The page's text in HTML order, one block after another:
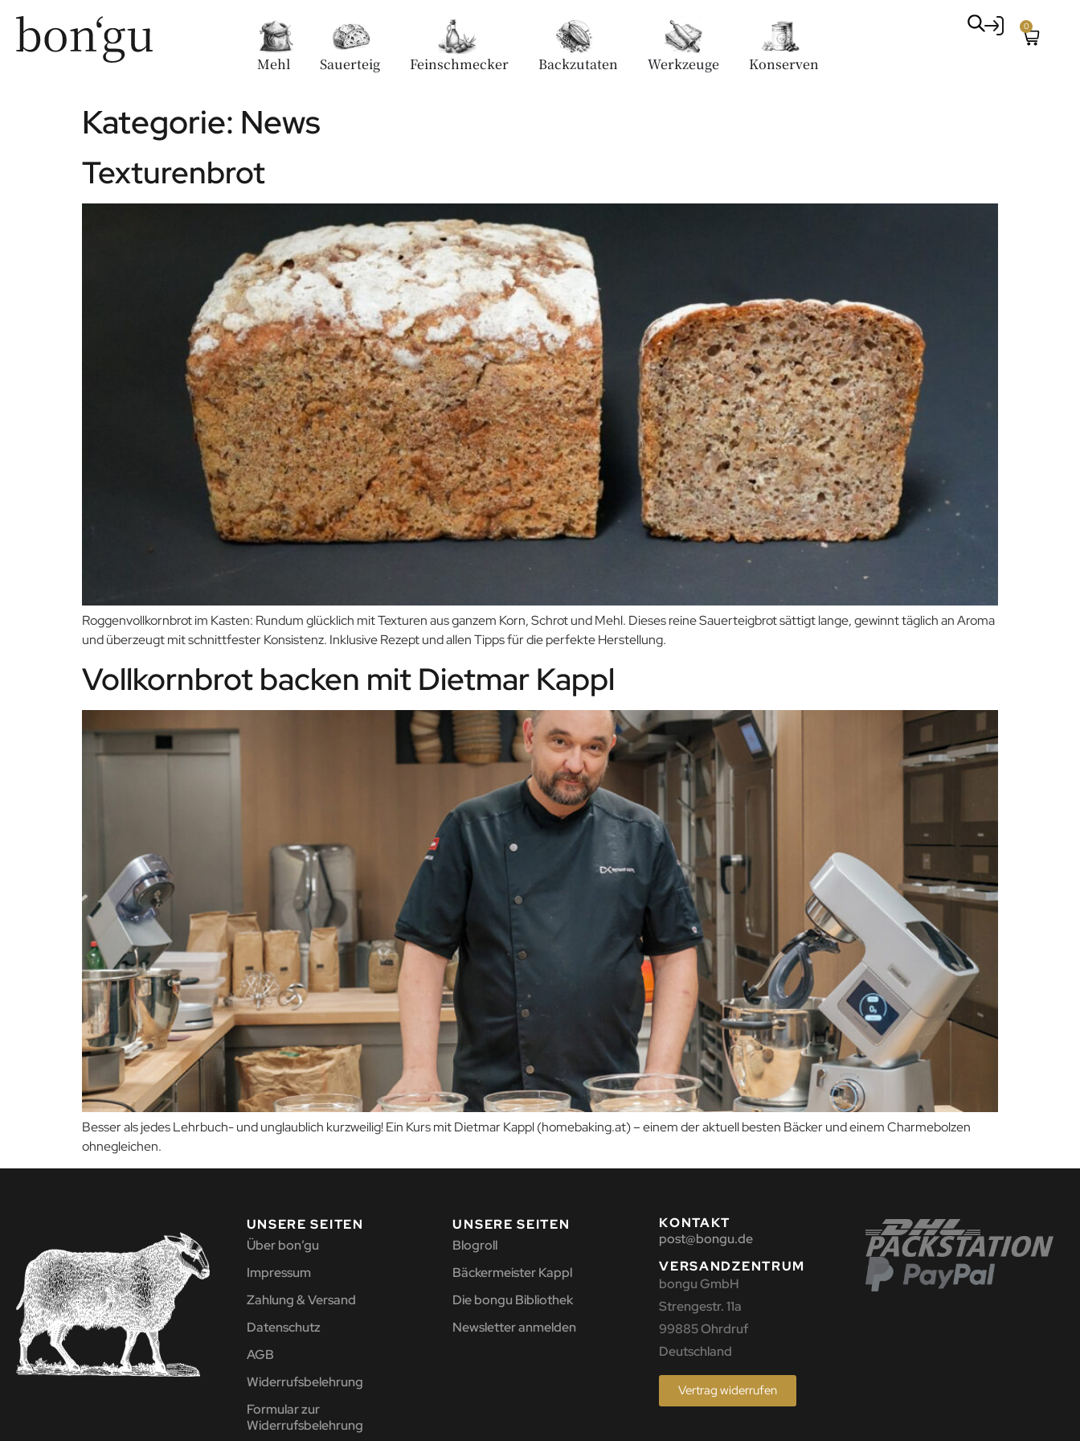
Mehl Sauerteig Feinschmecker Backzutaten Werkzeuge Konserven
0
Kategorie: News
Texturenbrot
Roggenvollkornbrot im Kasten: Rundum glücklich mit Texturen aus ganzem Korn, Schrot und Mehl. Dieses reine Sauerteigbrot sättigt lange, gewinnt täglich an Aroma
und überzeugt mit schnittfester Konsistenz. Inklusive Rezept und allen Tipps für die perfekte Herstellung.
Vollkornbrot backen mit Dietmar Kappl
Besser als jedes Lehrbuch- und unglaublich kurzweilig! Ein Kurs mit Dietmar Kappl (homebaking.at) – einem der aktuell besten Bäcker und einem Charmebolzen
ohnegleichen.
UNSERE SEITEN
Über bon’gu
Impressum
Zahlung & Versand
Datenschutz
AGB
Widerrufsbelehrung
Formular zur
Widerrufsbelehrung
UNSERE SEITEN
Blogroll
Bäckermeister Kappl
Die bongu Bibliothek
Newsletter anmelden
KONTAKT
post@bongu.de
VERSANDZENTRUM
bongu GmbH
Strengestr. 11a
99885 Ohrdruf
Deutschland
Vertrag widerrufen